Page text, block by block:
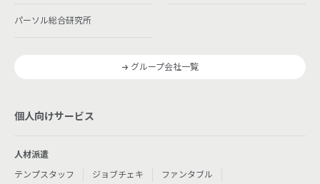
パーソル総合研究所
グループ会社一覧
個人向けサービス
人材派遣
テンプスタッフ
ジョブチェキ
ファンタブル